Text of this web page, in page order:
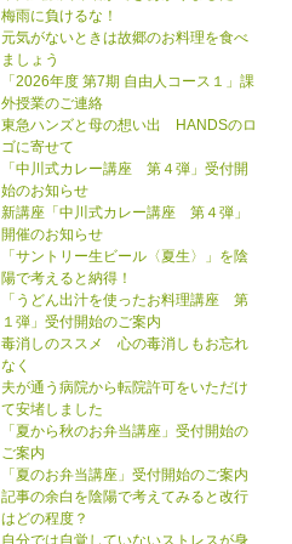
梅雨に負けるな！
元気がないときは故郷のお料理を食べ
ましょう
「2026年度 第7期 自由人コース１」課
外授業のご連絡
東急ハンズと母の想い出 HANDSのロ
ゴに寄せて
「中川式カレー講座 第４弾」受付開
始のお知らせ
新講座「中川式カレー講座 第４弾」
開催のお知らせ
「サントリー生ビール〈夏生〉」を陰
陽で考えると納得！
「うどん出汁を使ったお料理講座 第
１弾」受付開始のご案内
毒消しのススメ 心の毒消しもお忘れ
なく
夫が通う病院から転院許可をいただけ
て安堵しました
「夏から秋のお弁当講座」受付開始の
ご案内
「夏のお弁当講座」受付開始のご案内
記事の余白を陰陽で考えてみると改行
はどの程度？
自分では自覚していないストレスが身